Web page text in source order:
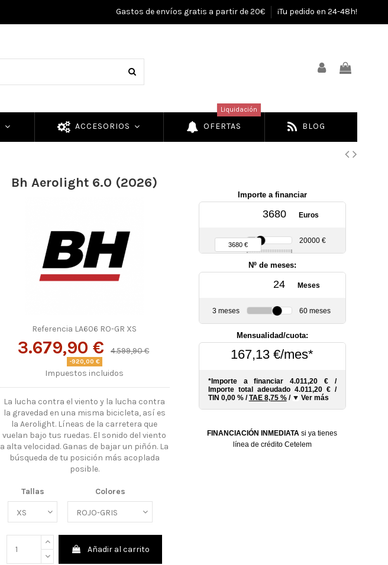
Gastos de envíos gratis a partir de 20€ ¡Tu pedido en 24-48h!
ACCESORIOS OFERTAS
Liquidación
BLOG
Bh Aerolight 6.0 (2026)
Referencia LA606 RO-GR XS
3.679,90 € 4.599,90 €
-920,00 €
Impuestos incluidos
La lucha contra el viento y la lucha contra
la gravedad en una misma bicicleta, así es
la Aerolight. Líneas de la carretera que
vuelan bajo tus ruedas. El sonido del viento
a alta velocidad. Ganas de bajar un piñón. La
búsqueda de tu posición más acoplada
posible.
Tallas Colores
Añadir al carrito
Importe a financiar
Euros
90 €
3680 € 20000 €
Nº de meses:
Meses
3 meses 60 meses
Mensualidad/cuota:
167,13 €/mes*
*Importe a financiar4.011,20 €
/
Importe total adeudado 4.011,20 €/
TIN 0,00 %/TAE 8,75 %/ Ver más
FINANCIACIÓN INMEDIATA si ya tienes
línea de crédito Cetelem